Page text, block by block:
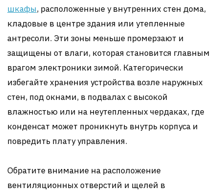
шкафы, расположенные у внутренних стен дома,
кладовые в центре здания или утепленные
антресоли. Эти зоны меньше промерзают и
защищены от влаги, которая становится главным
врагом электроники зимой. Категорически
избегайте хранения устройства возле наружных
стен, под окнами, в подвалах с высокой
влажностью или на неутепленных чердаках, где
конденсат может проникнуть внутрь корпуса и
повредить плату управления.
Обратите внимание на расположение
вентиляционных отверстий и щелей в